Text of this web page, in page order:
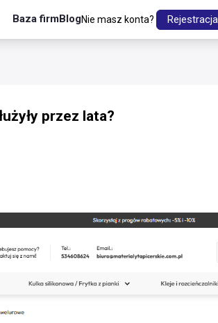
Baza firmBlogNie masz konta? Rejestracja
przez lata?